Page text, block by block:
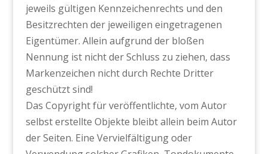
jeweils gültigen Kennzeichenrechts und den
Besitzrechten der jeweiligen eingetragenen
Eigentümer. Allein aufgrund der bloßen
Nennung ist nicht der Schluss zu ziehen, dass
Markenzeichen nicht durch Rechte Dritter
geschützt sind!
Das Copyright für veröffentlichte, vom Autor
selbst erstellte Objekte bleibt allein beim Autor
der Seiten. Eine Vervielfältigung oder